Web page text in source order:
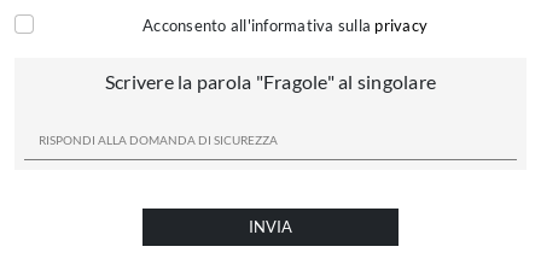
Acconsento all'informativa sulla privacy
Scrivere la parola "Fragole" al singolare
INVIA